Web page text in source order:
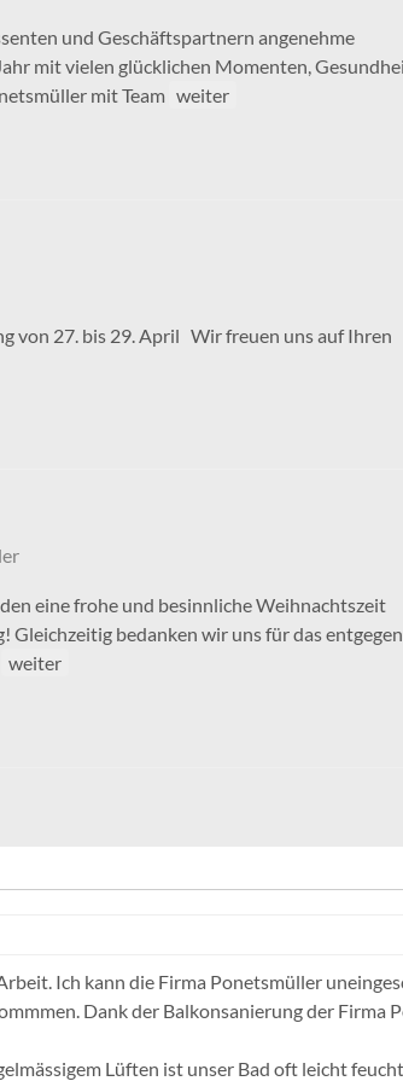
und Geschäftspartnern angenehme
mit vielen glücklichen Momenten,
mit Team weiter
von 27. bis 29. April Wir freuen uns auf Ihren
eine frohe und besinnliche Weihnachtszeit
Gleichzeitig bedanken wir uns für das entgegen
weiter
Ich kann die Firma Ponetsmüller
Dank der Balkonsanierung der
Lüften ist unser Bad oft leicht